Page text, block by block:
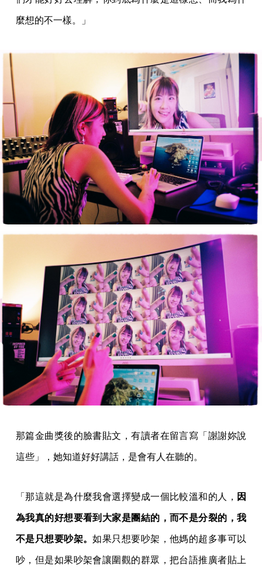
麼想的不一樣。」
那篇金曲獎後的臉書貼文，有讀者在留言寫「謝謝妳說
這些」，她知道好好講話，是會有人在聽的。
「那這就是為什麼我會選擇變成一個比較溫和的人， 因
為我真的好想要看到大家是團結的，而不是分裂的，我
不是只想要吵架。如果只想要吵架，他媽的超多事可以
吵，但是如果吵架會讓圍觀的群眾，把台語推廣者貼上